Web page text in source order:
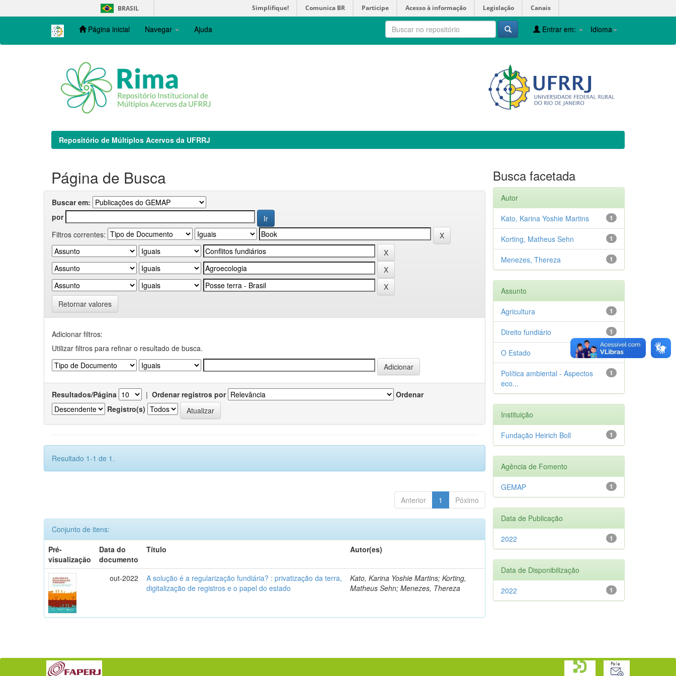
navigation
BRASIL Simplifique! Comunica BR Participe Acesso à informação Legislação Canais
Página inicial Navegar Ajuda Idioma
Entrar em:
Repositório de Múltiplos Acervos da UFRRJ
Página de Busca
Buscar em:
por
Filtros correntes:
Retornar valores
Adicionar filtros:
Utilizar filtros para refinar o resultado de busca.
Resultados/Página | Ordenar registros por
Ordenar
Registro(s)
Resultado 1-1 de 1.
Anterior 1 Póximo
Conjunto de itens:
Pré-
visualização
Data do
documento
Título Autor(es)
out-2022
A solução é a regularização fundiária? : privatização da terra,
digitalização de registros e o papel do estado
Kato, Karina Yoshie Martins; Korting,
Matheus Sehn; Menezes, Thereza
Busca facetada
Autor
1
Kato, Karina Yoshie Martins
1
Korting, Matheus Sehn
1
Menezes, Thereza
Assunto
1
Agricultura
1
Direito fundiário
1
O Estado
1
Política ambiental - Aspectos
eco...
Instituição
1
Fundação Heirich Boll
Agência de Fomento
1
GEMAP
Data de Publicação
1
2022
Data de Disponibilização
1
2022